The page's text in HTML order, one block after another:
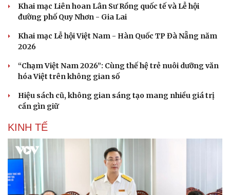
Khai mạc Liên hoan Lân Sư Rồng quốc tế và Lễ hội
đường phố Quy Nhơn - Gia Lai
Khai mạc Lễ hội Việt Nam - Hàn Quốc TP Đà Nẵng năm
2026
“Chạm Việt Nam 2026”: Cùng thế hệ trẻ nuôi dưỡng văn
hóa Việt trên không gian số
Hiệu sách cũ, không gian sáng tạo mang nhiều giá trị
cần gìn giữ
KINH TẾ